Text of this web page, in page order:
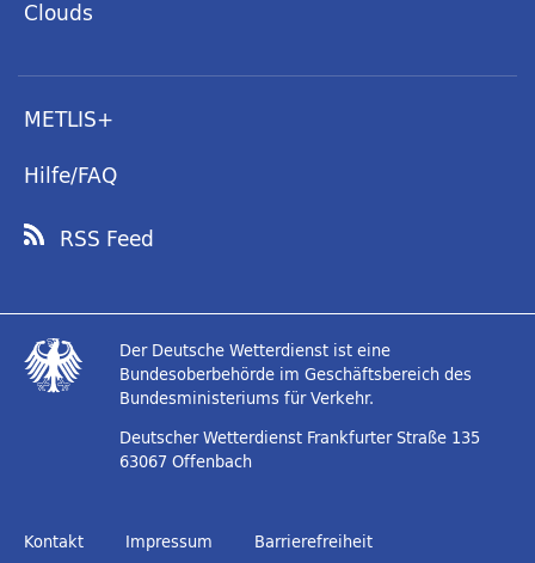
Clouds
METLIS+
Hilfe/FAQ
RSS Feed
Der Deutsche Wetterdienst ist eine
Bundesoberbehörde im Geschäftsbereich des
Bundesministeriums für Verkehr.
Deutscher Wetterdienst Frankfurter Straße 135
63067 Offenbach
Kontakt Impressum Barrierefreiheit